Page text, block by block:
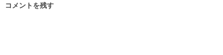
コメントを残す